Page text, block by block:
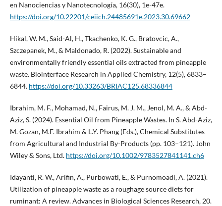
en Nanociencias y Nanotecnología, 16(30), 1e-47e.
https://doi.org/10.22201/ceiich.24485691e.2023.30.69662
Hikal, W. M., Said-Al, H., Tkachenko, K. G., Bratovcic, A.,
Szczepanek, M., & Maldonado, R. (2022). Sustainable and
environmentally friendly essential oils extracted from pineapple
waste. Biointerface Research in Applied Chemistry, 12(5), 6833–
6844. https://doi.org/10.33263/BRIAC125.68336844
Ibrahim, M. F., Mohamad, N., Fairus, M. J. M., Jenol, M. A., & Abd-
Aziz, S. (2024). Essential Oil from Pineapple Wastes. In S. Abd-Aziz,
M. Gozan, M.F. Ibrahim & L.Y. Phang (Eds.), Chemical Substitutes
from Agricultural and Industrial By-Products (pp. 103–121). John
Wiley & Sons, Ltd. https://doi.org/10.1002/9783527841141.ch6
Idayanti, R. W., Arifin, A., Purbowati, E., & Purnomoadi, A. (2021).
Utilization of pineapple waste as a roughage source diets for
ruminant: A review. Advances in Biological Sciences Research, 20.